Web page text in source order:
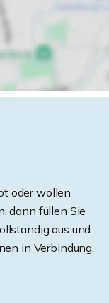
oder wollen
dann füllen Sie
aus und
in Verbindung.